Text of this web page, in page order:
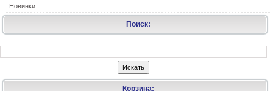
Новинки
Поиск:
Корзина: